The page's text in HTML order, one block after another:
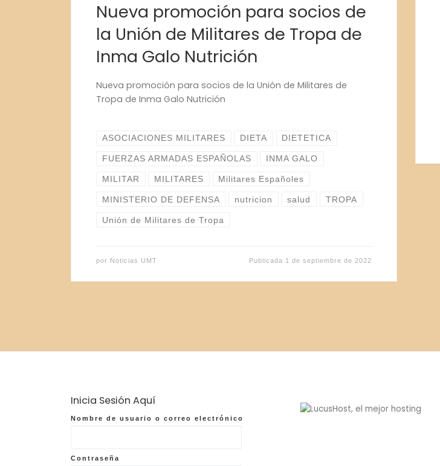
Nueva promoción para socios de
la Unión de Militares de Tropa de
Inma Galo Nutrición
Nueva promoción para socios de la Unión de Militares de
Tropa de Inma Galo Nutrición
ASOCIACIONES MILITARES DIETA DIETETICA
FUERZAS ARMADAS ESPAÑOLAS INMA GALO
MILITAR MILITARES Militares Españoles
MINISTERIO DE DEFENSA nutricion salud TROPA
Unión de Militares de Tropa
por Noticias UMT Publicada 1 de septiembre de 2022
Inicia Sesión Aquí
Nombre de usuario o correo electrónico
Contraseña